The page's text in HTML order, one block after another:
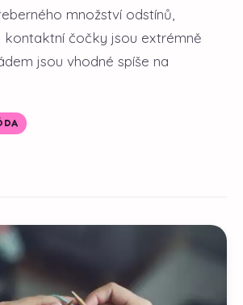
množství odstínů,
kontaktní čočky jsou extrémně
jsou vhodné spíše na